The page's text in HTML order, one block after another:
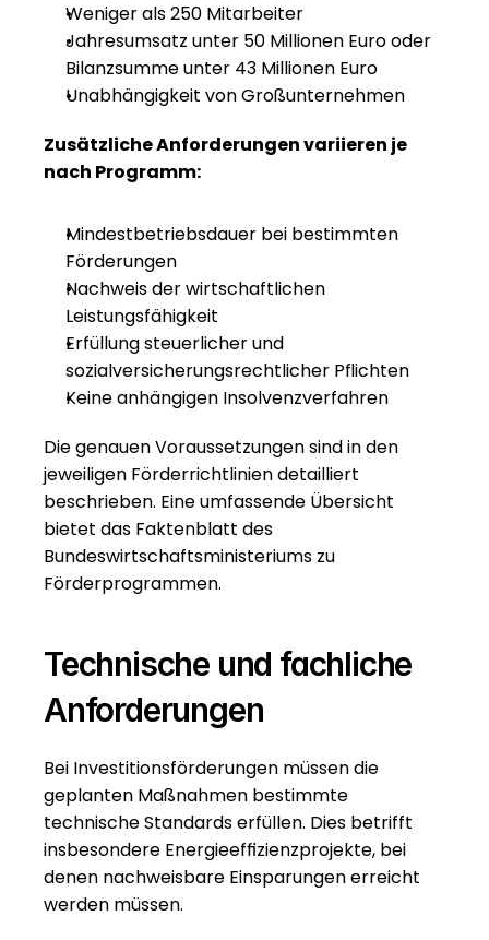
Weniger als 250 Mitarbeiter
Jahresumsatz unter 50 Millionen Euro oder
Bilanzsumme unter 43 Millionen Euro
Unabhängigkeit von Großunternehmen
Zusätzliche Anforderungen variieren je
nach Programm:
Mindestbetriebsdauer bei bestimmten
Förderungen
Nachweis der wirtschaftlichen
Leistungsfähigkeit
Erfüllung steuerlicher und
sozialversicherungsrechtlicher Pflichten
Keine anhängigen Insolvenzverfahren
Die genauen Voraussetzungen sind in den
jeweiligen Förderrichtlinien detailliert
beschrieben. Eine umfassende Übersicht
bietet das Faktenblatt des
Bundeswirtschaftsministeriums zu
Förderprogrammen.
Technische und fachliche
Anforderungen
Bei Investitionsförderungen müssen die
geplanten Maßnahmen bestimmte
technische Standards erfüllen. Dies betrifft
insbesondere Energieeffizienzprojekte, bei
denen nachweisbare Einsparungen erreicht
werden müssen.